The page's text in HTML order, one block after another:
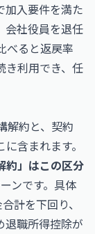
加入要件を満た
会社役員を退任
べると返戻率
き利用でき、任
解約と、契約
含まれます。
約」はこの区分
ンです。具体
計を下回り、
退職所得控除が